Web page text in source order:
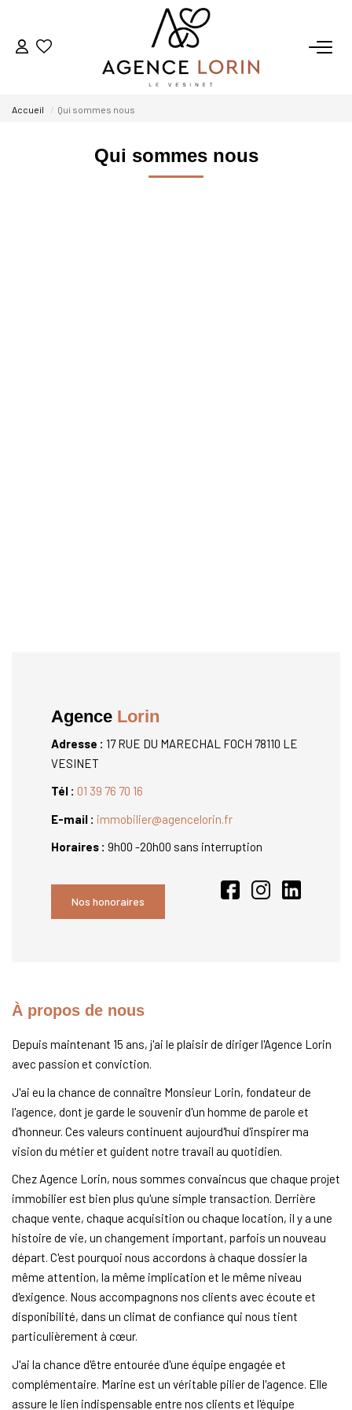
ACHETER
ESTIMER
Accueil Qui sommes nous
Qui sommes nous
Agence Lorin
Adresse : 17 RUE DU MARECHAL FOCH 78110 LE
VESINET
Tél : 01 39 76 70 16
E-mail : immobilier@agencelorin.fr
Horaires : 9h00 -20h00 sans interruption
Nos honoraires
À propos de nous
Depuis maintenant 15 ans, j'ai le plaisir de diriger l'Agence Lorin
avec passion et conviction.
J'ai eu la chance de connaître Monsieur Lorin, fondateur de
l'agence, dont je garde le souvenir d'un homme de parole et
d'honneur. Ces valeurs continuent aujourd'hui d'inspirer ma
vision du métier et guident notre travail au quotidien.
Chez Agence Lorin, nous sommes convaincus que chaque projet
immobilier est bien plus qu'une simple transaction. Derrière
chaque vente, chaque acquisition ou chaque location, il y a une
histoire de vie, un changement important, parfois un nouveau
départ. C'est pourquoi nous accordons à chaque dossier la
même attention, la même implication et le même niveau
d'exigence. Nous accompagnons nos clients avec écoute et
disponibilité, dans un climat de confiance qui nous tient
particulièrement à cœur.
J'ai la chance d'être entourée d'une équipe engagée et
complémentaire. Marine est un véritable pilier de l'agence. Elle
assure le lien indispensable entre nos clients et l'équipe